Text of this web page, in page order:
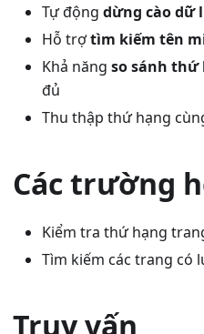
Tự động dừng cào dữ
Hỗ trợtìm kiếm tên
Khả năng so sánh thứ
đủ
Thu thập thứ hạng
Các trường
Kiểm tra thứ hạng
Tìm kiếm các trang có
Truy vấn